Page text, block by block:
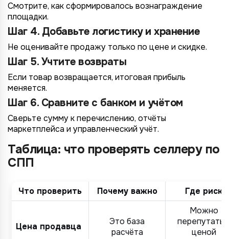
Смотрите, как сформировалось вознаграждение
площадки.
Шаг 4. Добавьте логистику и хранение
Не оценивайте продажу только по цене и скидке.
Шаг 5. Учтите возвраты
Если товар возвращается, итоговая прибыль
меняется.
Шаг 6. Сравните с банком и учётом
Сверьте сумму к перечислению, отчёты
маркетплейса и управленческий учёт.
Таблица: что проверять селлеру по
СПП
Что проверить Почему важно Где риск
Цена продавца
Это база
расчёта
Можно
перепутать
ценой